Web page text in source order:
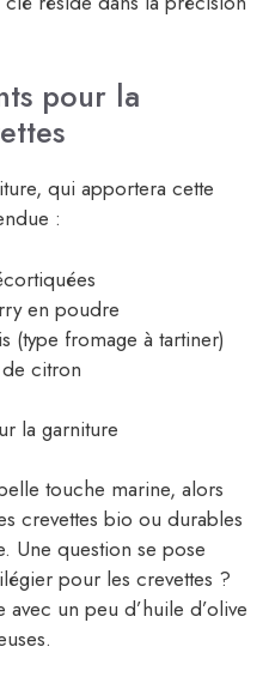
pour la
qui apportera cette
:
en poudre
(type fromage à tartiner)
citron
la garniture
touche marine, alors
crevettes bio ou durables
Une question se pose
pour les crevettes ?
un peu d’huile d’olive